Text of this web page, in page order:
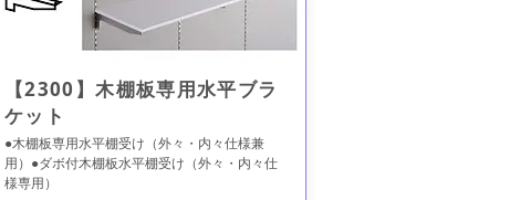
【2300】木棚板専用水平ブラ
ケット
●木棚板専用水平棚受け（外々・内々仕様兼
用）●ダボ付木棚板水平棚受け（外々・内々仕
様専用）